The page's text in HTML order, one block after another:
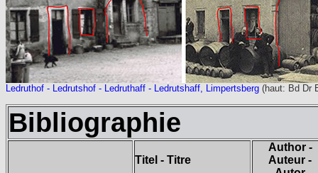
Ledruthof - Ledrutshof - Ledruthaff - Ledrutshaff, Limpertsberg (haut: Bd Dr
Bibliographie
Titel - Titre
Author -
Auteur -